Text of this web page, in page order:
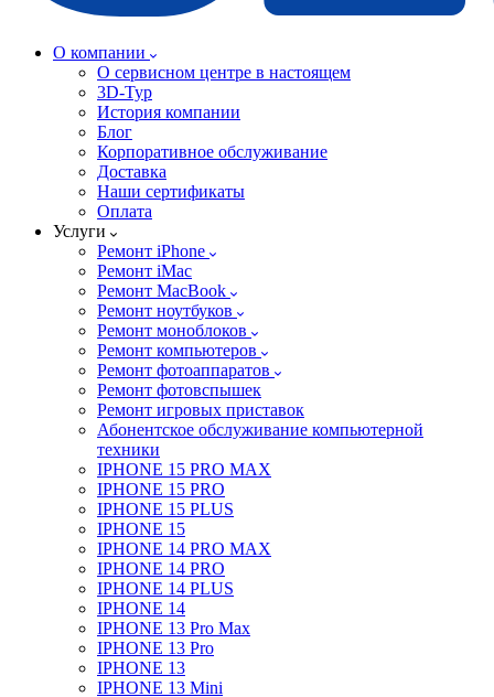
О компании
О сервисном центре в настоящем
3D-Тур
История компании
Блог
Корпоративное обслуживание
Доставка
Наши сертификаты
Оплата
Услуги
Ремонт iPhone
Ремонт iMac
Ремонт MacBook
Ремонт ноутбуков
Ремонт моноблоков
Ремонт компьютеров
Ремонт фотоаппаратов
Ремонт фотовспышек
Ремонт игровых приставок
Абонентское обслуживание компьютерной
техники
IPHONE 15 PRO MAX
IPHONE 15 PRO
IPHONE 15 PLUS
IPHONE 15
IPHONE 14 PRO MAX
IPHONE 14 PRO
IPHONE 14 PLUS
IPHONE 14
IPHONE 13 Pro Max
IPHONE 13 Pro
IPHONE 13
IPHONE 13 Mini